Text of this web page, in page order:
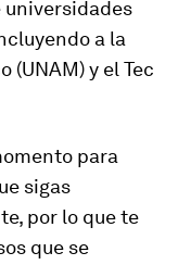
universidades
a la
(UNAM)y el Tec
para
sigas
, por lo que te
que se